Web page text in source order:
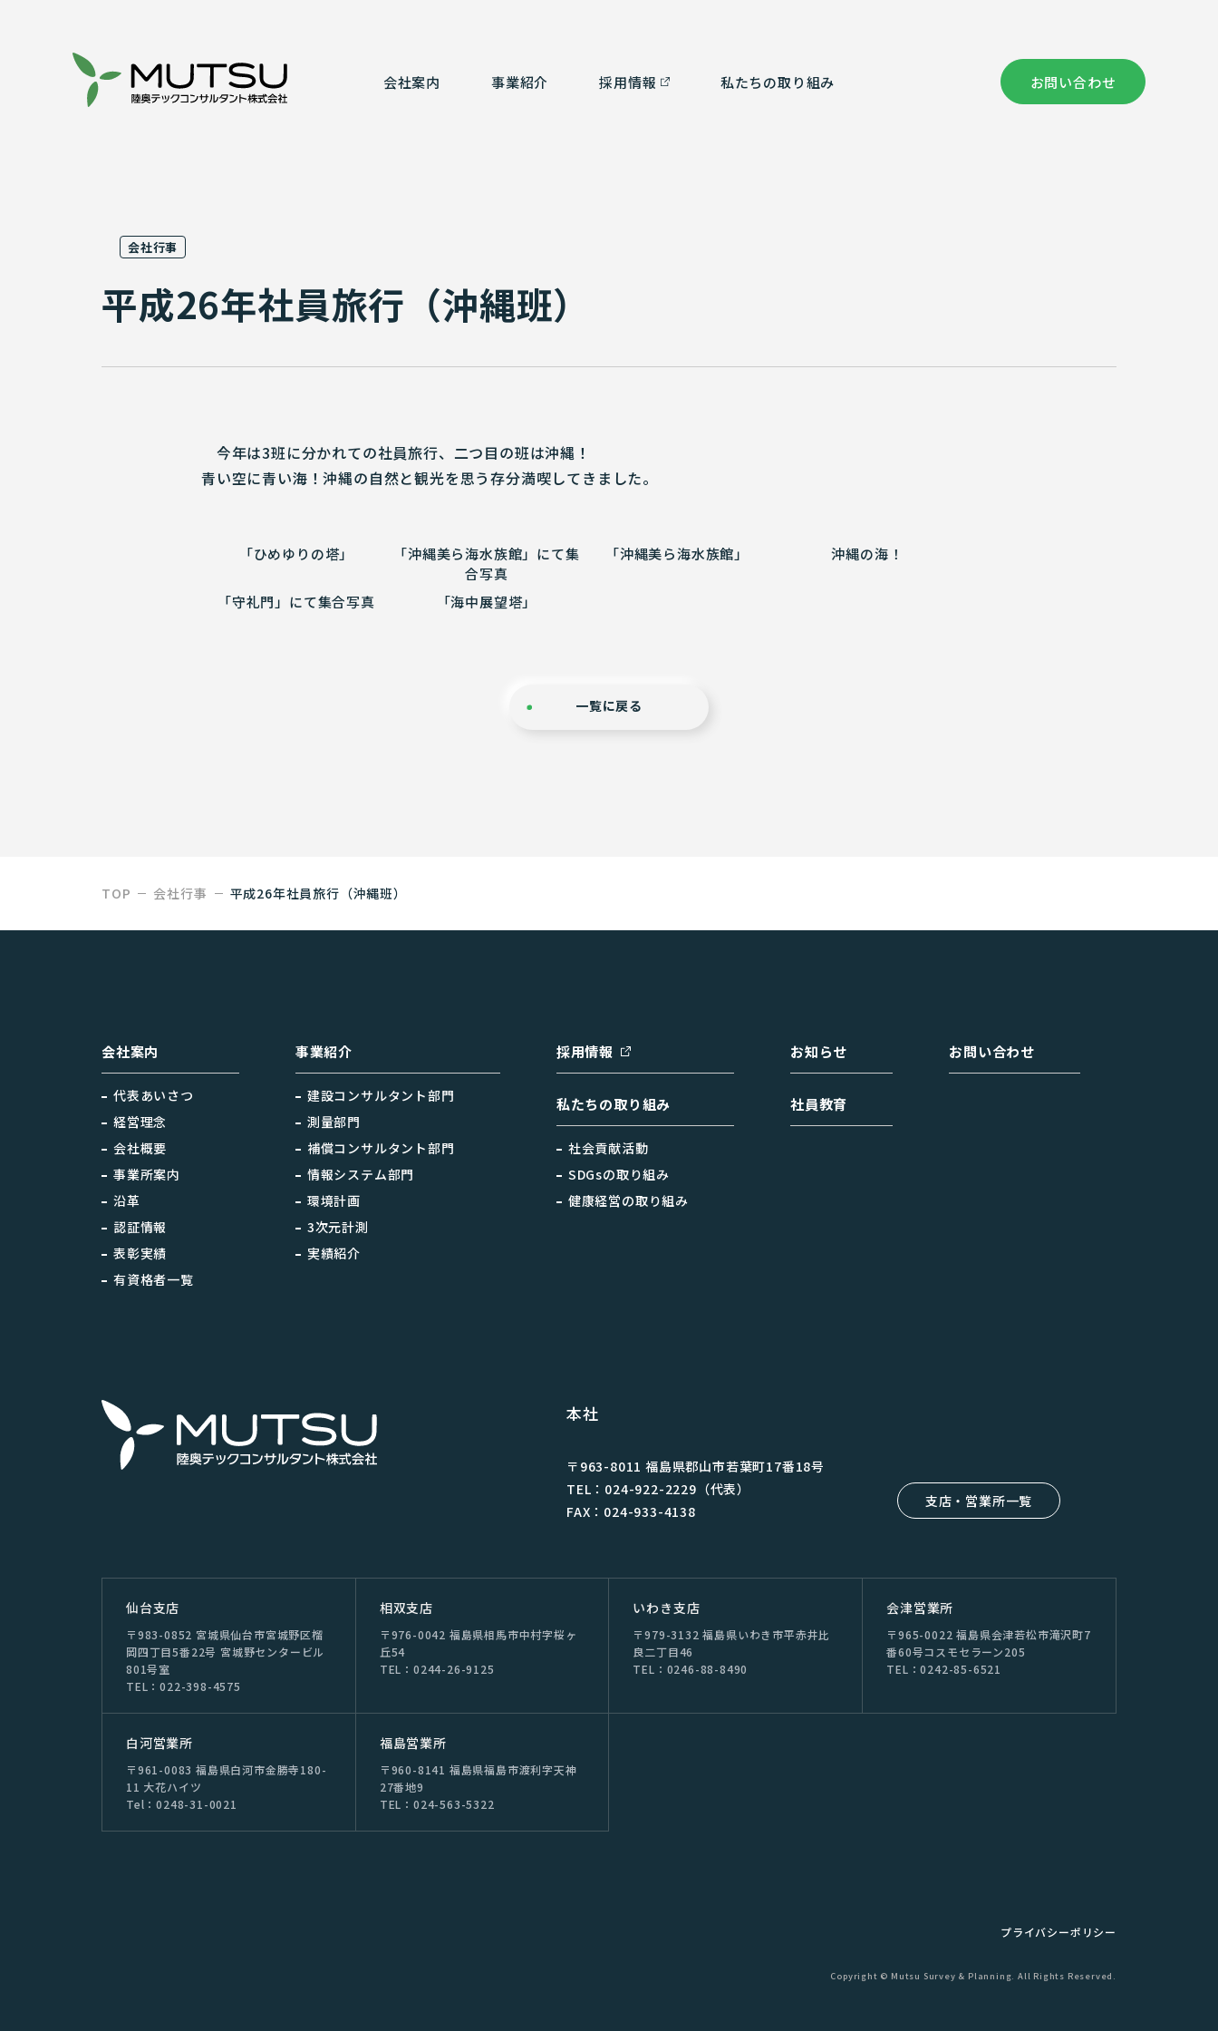
会社案内 事業紹介 採⽤情報 私たちの取り組み お問い合わせ
会社行事
平成26年社員旅行（沖縄班）
今年は3班に分かれての社員旅行、二つ目の班は沖縄！
青い空に青い海！沖縄の自然と観光を思う存分満喫してきました。
「ひめゆりの塔」
「沖縄美ら海水族館」にて集
合写真
「沖縄美ら海水族館」 沖縄の海！
「守礼門」にて集合写真 「海中展望塔」
一覧に戻る
TOP 会社行事 平成26年社員旅行（沖縄班）
会社案内
代表あいさつ
経営理念
会社概要
事業所案内
沿革
認証情報
表彰実績
有資格者一覧
事業紹介
建設コンサルタント部門
測量部門
補償コンサルタント部門
情報システム部門
環境計画
3次元計測
実績紹介
採用情報
私たちの取り組み
社会貢献活動
SDGsの取り組み
健康経営の取り組み
お知らせ
社員教育
お問い合わせ
本社
〒963-8011 福島県郡⼭市若葉町17番18号
TEL：024-922-2229（代表）
FAX：024-933-4138
支店・営業所一覧
仙台⽀店
〒983-0852 宮城県仙台市宮城野区榴
岡四丁目5番22号 宮城野センタービル
801号室
TEL：022-398-4575
相双⽀店
〒976-0042 福島県相⾺市中村字桜ヶ
丘54
TEL：0244-26-9125
いわき支店
〒979-3132 福島県いわき市平⾚井⽐
良⼆丁⽬46
TEL：0246-88-8490
会津営業所
〒965-0022 福島県会津若松市滝沢町7
番60号コスモセラーン205
TEL：0242-85-6521
⽩河営業所
〒961-0083 福島県白河市金勝寺180-
11 大花ハイツ
Tel：0248-31-0021
福島営業所
〒960-8141 福島県福島市渡利字天神
27番地9
TEL：024-563-5322
プライバシーポリシー
Copyright © Mutsu Survey & Planning. All Rights Reserved.